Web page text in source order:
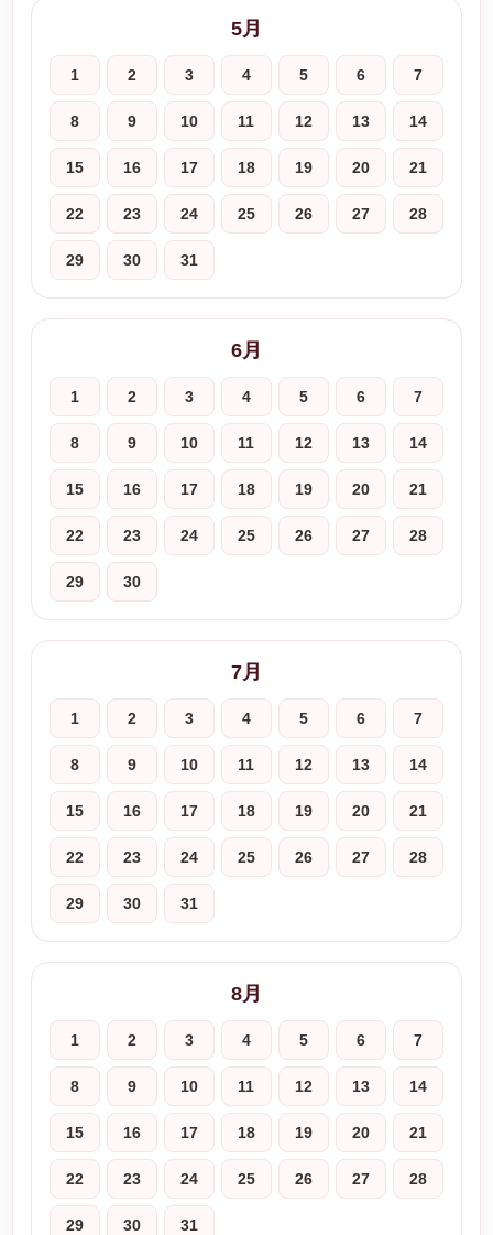
5月
1 2 3 4 5 6 7
8 9 10 11 12 13 14
15 16 17 18 19 20 21
22 23 24 25 26 27 28
29 30 31
6月
1 2 3 4 5 6 7
8 9 10 11 12 13 14
15 16 17 18 19 20 21
22 23 24 25 26 27 28
29 30
7月
1 2 3 4 5 6 7
8 9 10 11 12 13 14
15 16 17 18 19 20 21
22 23 24 25 26 27 28
29 30 31
8月
1 2 3 4 5 6 7
8 9 10 11 12 13 14
15 16 17 18 19 20 21
22 23 24 25 26 27 28
29 30 31